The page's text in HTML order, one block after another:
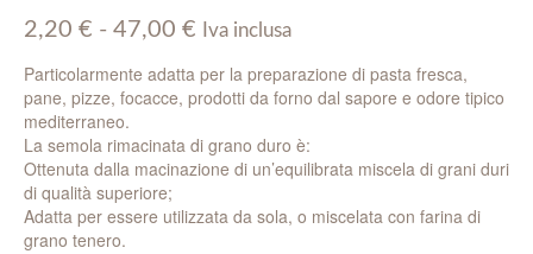
2,20 € - 47,00 € Fascia
prezzo:
da
a
47,00 €
Iva inclusa
Particolarmente adatta per la preparazione di pasta fresca,
pane, pizze, focacce, prodotti da forno dal sapore e odore tipico
mediterraneo.
La semola rimacinata di grano duro è:
Ottenuta dalla macinazione di un’equilibrata miscela di grani duri
di qualità superiore;
Adatta per essere utilizzata da sola, o miscelata con farina di
grano tenero.